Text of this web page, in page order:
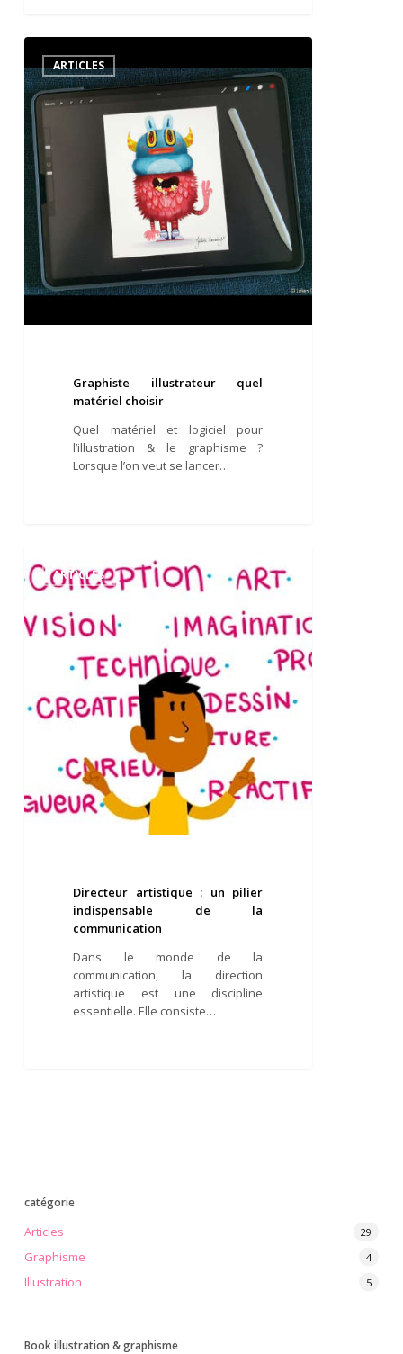
Graphiste
illustrateur
quel
matériel
choisir
ARTICLES
Graphiste illustrateur quel
matériel choisir
Quel matériel et logiciel pour
l’illustration & le graphisme ?
Lorsque l’on veut se lancer…
artistique
pilier
communication
ARTICLES
Directeur artistique : un pilier
indispensable de la
communication
Dans le monde de la
communication, la direction
artistique est une discipline
essentielle. Elle consiste…
catégorie
Articles 29
Graphisme 4
Illustration 5
Book illustration & graphisme